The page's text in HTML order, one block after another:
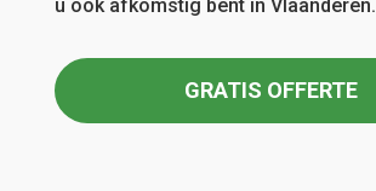
u ook afkomstig bent in Vlaanderen.
GRATIS OFFERTE